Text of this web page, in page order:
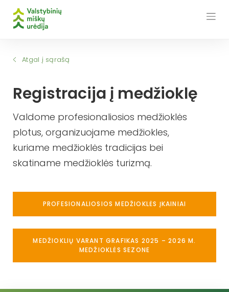
Atgal į sąrašą
Registracija į medžioklę
Valdome profesionaliosios medžioklės
plotus, organizuojame medžiokles,
kuriame medžioklės tradicijas bei
skatiname medžioklės turizmą.
PROFESIONALIOSIOS MEDŽIOKLĖS ĮKAINIAI
MEDŽIOKLIŲ VARANT GRAFIKAS 2025 – 2026 M.
MEDŽIOKLĖS SEZONE